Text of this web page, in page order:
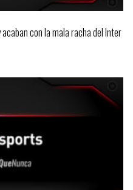
con la mala racha del Inter